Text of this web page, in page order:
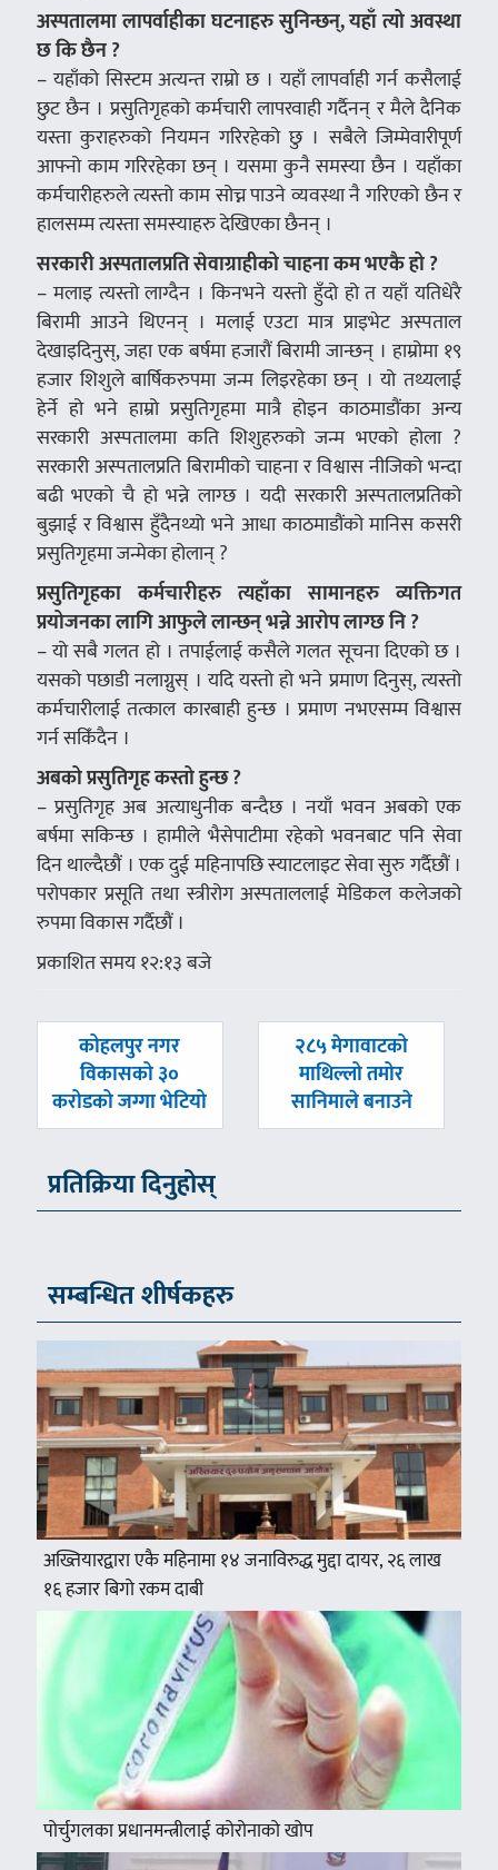
अस्पतालमा लापर्वाहीका घटनाहरु सुनिन्छन्, यहाँ त्यो अवस्था
छ कि छैन ?
– यहाँको सिस्टम अत्यन्त राम्रो छ । यहाँ लापर्वाही गर्न कसैलाई
छुट छैन । प्रसुतिगृहको कर्मचारी लापरवाही गर्दैनन् र मैले दैनिक
यस्ता कुराहरुको नियमन गरिरहेको छु । सबैले जिम्मेवारीपूर्ण
आफ्नो काम गरिरहेका छन् । यसमा कुनै समस्या छैन । यहाँका
कर्मचारीहरुले त्यस्तो काम सोच्न पाउने व्यवस्था नै गरिएको छैन र
हालसम्म त्यस्ता समस्याहरु देखिएका छैनन् ।
सरकारी अस्पतालप्रति सेवाग्राहीको चाहना कम भएकै हो ?
– मलाइ त्यस्तो लाग्दैन । किनभने यस्तो हुँदो हो त यहाँ यतिधेरै
बिरामी आउने थिएनन् । मलाई एउटा मात्र प्राइभेट अस्पताल
देखाइदिनुस्, जहा एक बर्षमा हजारौं बिरामी जान्छन् । हाम्रोमा १९
हजार शिशुले बार्षिकरुपमा जन्म लिइरहेका छन् । यो तथ्यलाई
हेर्ने हो भने हाम्रो प्रसुतिगृहमा मात्रै होइन काठमाडौंका अन्य
सरकारी अस्पतालमा कति शिशुहरुको जन्म भएको होला ?
सरकारी अस्पतालप्रति बिरामीको चाहना र विश्वास नीजिको भन्दा
बढी भएको चै हो भन्ने लाग्छ । यदी सरकारी अस्पतालप्रतिको
बुझाई र विश्वास हुँदैनथ्यो भने आधा काठमाडौंको मानिस कसरी
प्रसुतिगृहमा जन्मेका होलान् ?
प्रसुतिगृहका कर्मचारीहरु त्यहाँका सामानहरु व्यक्तिगत
प्रयोजनका लागि आफुले लान्छन् भन्ने आरोप लाग्छ नि ?
– यो सबै गलत हो । तपाईलाई कसैले गलत सूचना दिएको छ ।
यसको पछाडी नलाग्नुस् । यदि यस्तो हो भने प्रमाण दिनुस्, त्यस्तो
कर्मचारीलाई तत्काल कारबाही हुन्छ । प्रमाण नभएसम्म विश्वास
गर्न सकिँदैन ।
अबको प्रसुतिगृह कस्तो हुन्छ ?
– प्रसुतिगृह अब अत्याधुनीक बन्दैछ । नयाँ भवन अबको एक
बर्षमा सकिन्छ । हामीले भैसेपाटीमा रहेको भवनबाट पनि सेवा
दिन थाल्दैछौं । एक दुई महिनापछि स्याटलाइट सेवा सुरु गर्दैछौं ।
परोपकार प्रसूति तथा स्त्रीरोग अस्पताललाई मेडिकल कलेजको
रुपमा विकास गर्दैछौं ।
प्रकाशित समय १२:१३ बजे
पछिल्लाे
-
कोहलपुर नगर
विकासको ३०
करोडको जग्गा भेटियो
अघिल्लाे
-
२८५ मेगावाटको
माथिल्लो तमोर
सानिमाले बनाउने
प्रतिक्रिया दिनुहोस्
सम्बन्धित शीर्षकहरु
अख्तियारद्वारा एकै महिनामा १४ जनाविरुद्ध मुद्दा दायर, २६ लाख
१६ हजार बिगो रकम दाबी
पोर्चुगलका प्रधानमन्त्रीलाई कोरोनाको खोप